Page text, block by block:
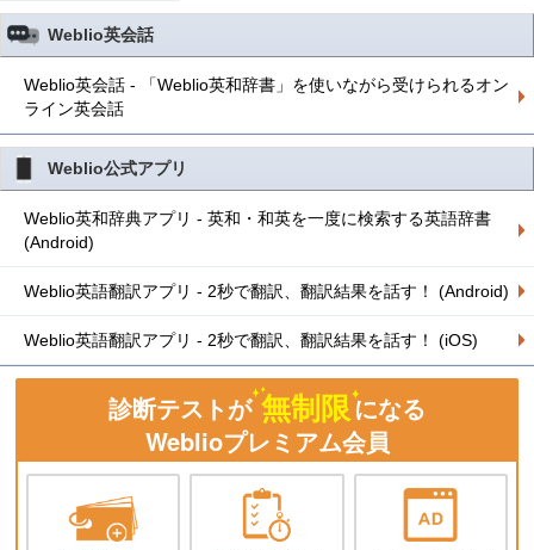
Weblio英会話
Weblio英会話 - 「Weblio英和辞書」を使いながら受けられるオン
ライン英会話
Weblio公式アプリ
Weblio英和辞典アプリ - 英和・和英を一度に検索する英語辞書
(Android)
Weblio英語翻訳アプリ - 2秒で翻訳、翻訳結果を話す！ (Android)
Weblio英語翻訳アプリ - 2秒で翻訳、翻訳結果を話す！ (iOS)
診断テストが 無制限になる
Weblioプレミアム会員